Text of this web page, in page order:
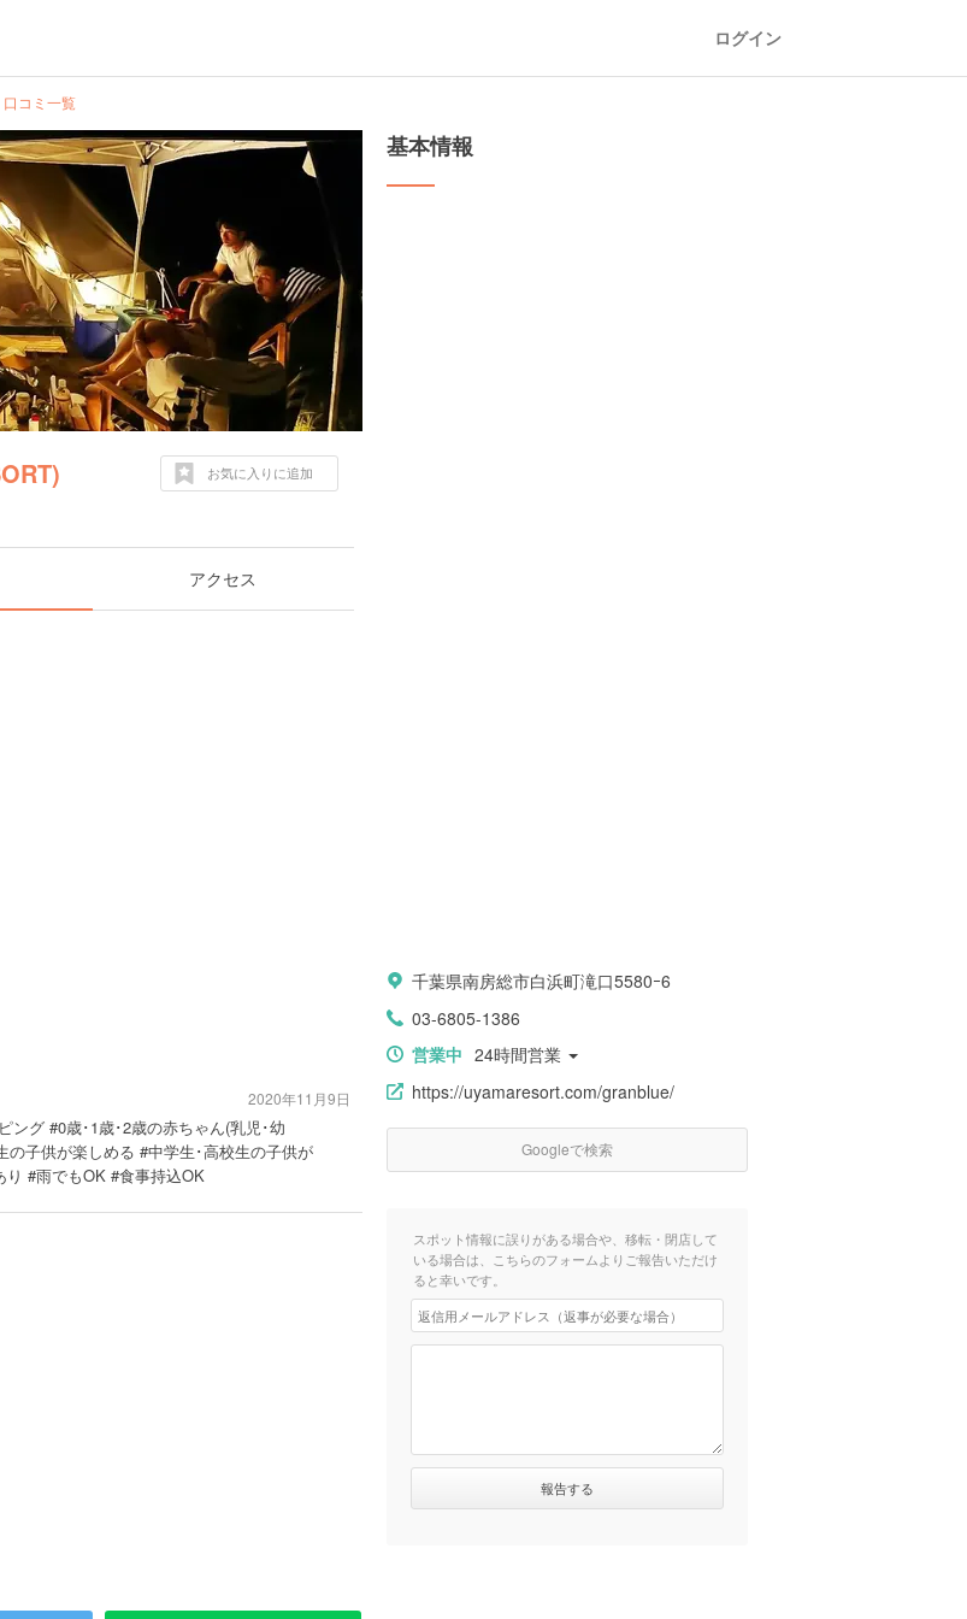
ログイン
口コミ一覧
お気に入りに追加
アクセス
ング #0歳･1歳･2歳の赤ちゃん(乳児･幼
の子供が楽しめる #中学生･高校生の子供が
#雨でもOK #食事持込OK
2020年11月9日
基本情報
千葉県南房総市白浜町滝口5580ｰ6
03-6805-1386
営業中 24時間営業
https://uyamaresort.com/granblue/
Googleで検索
スポット情報に誤りがある場合や、移転・閉店して
いる場合は、こちらのフォームよりご報告いただけ
ると幸いです。